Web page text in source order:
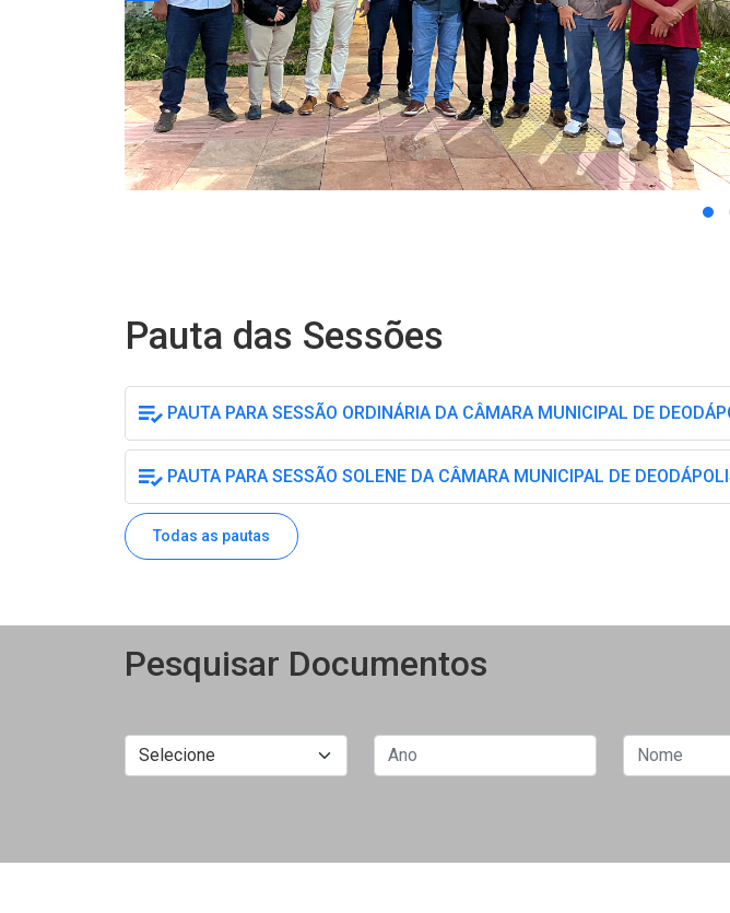
Pauta das Sessões
PAUTA PARA SESSÃO ORDINÁRIA DA CÂMARA MUNICIPAL DE
PAUTA PARA SESSÃO SOLENE DA CÂMARA MUNICIPAL DE
Todas as pautas
Pesquisar Documentos